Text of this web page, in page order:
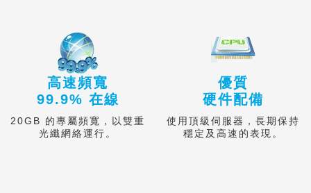
高速頻寬
99.9% 在線
20GB 的專屬頻寬，以雙重
光纖網絡運行。
優質
硬件配備
使用頂級伺服器，長期保持
穩定及高速的表現。